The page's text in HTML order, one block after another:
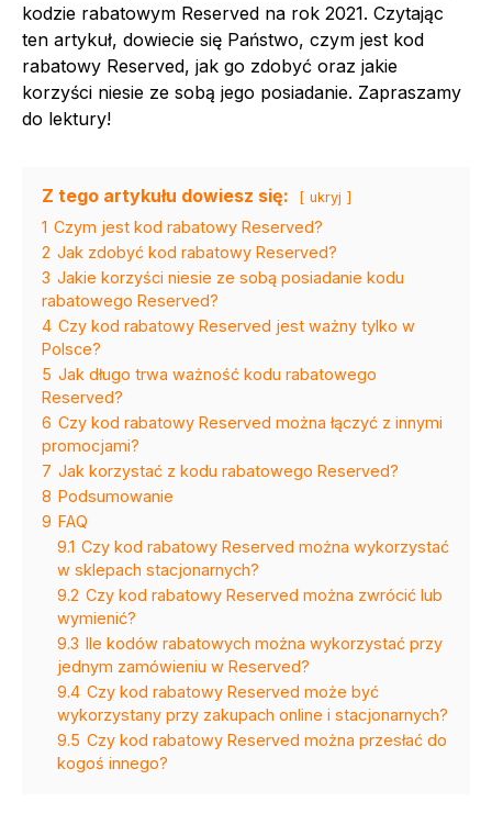
kodzie rabatowym Reserved na rok 2021. Czytając
ten artykuł, dowiecie się Państwo, czym jest kod
rabatowy Reserved, jak go zdobyć oraz jakie
korzyści niesie ze sobą jego posiadanie. Zapraszamy
do lektury!
Z tego artykułu dowiesz się: ukryj
1 Czym jest kod rabatowy Reserved?
2 Jak zdobyć kod rabatowy Reserved?
3 Jakie korzyści niesie ze sobą posiadanie kodu
rabatowego Reserved?
4 Czy kod rabatowy Reserved jest ważny tylko w
Polsce?
5 Jak długo trwa ważność kodu rabatowego
Reserved?
6 Czy kod rabatowy Reserved można łączyć z innymi
promocjami?
7 Jak korzystać z kodu rabatowego Reserved?
8 Podsumowanie
9 FAQ
9.1 Czy kod rabatowy Reserved można wykorzystać
w sklepach stacjonarnych?
9.2 Czy kod rabatowy Reserved można zwrócić lub
wymienić?
9.3 Ile kodów rabatowych można wykorzystać przy
jednym zamówieniu w Reserved?
9.4 Czy kod rabatowy Reserved może być
wykorzystany przy zakupach online i stacjonarnych?
9.5 Czy kod rabatowy Reserved można przesłać do
kogoś innego?